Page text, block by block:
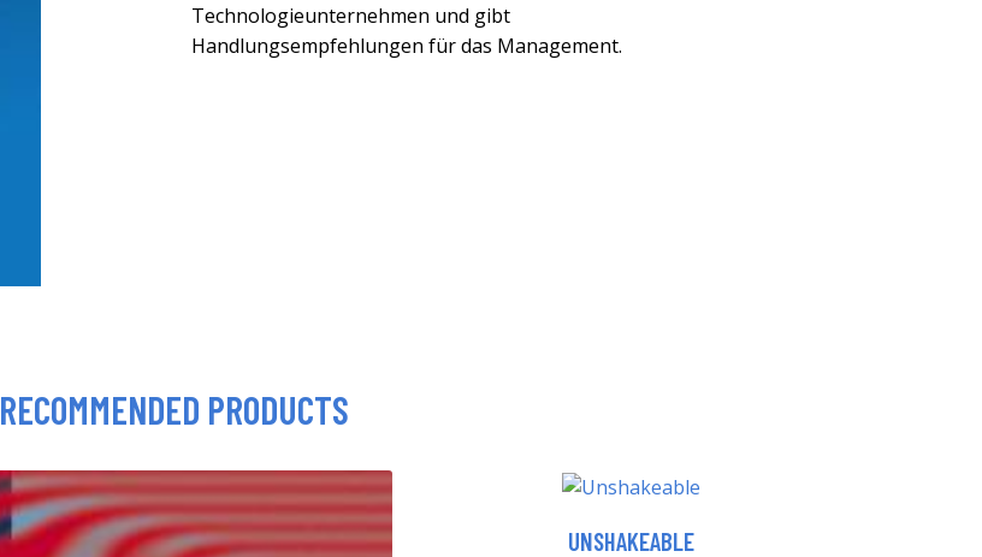
Technologieunternehmen und gibt
Handlungsempfehlungen für das Management.
RECOMMENDED PRODUCTS
UNSHAKEABLE